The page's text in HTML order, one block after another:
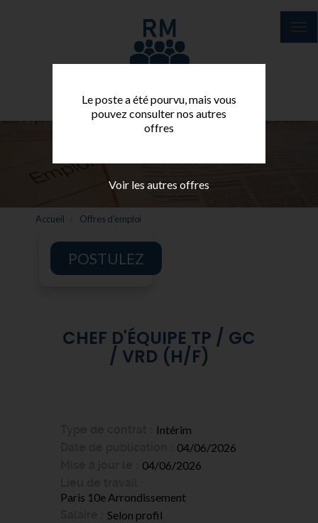
Accueil Offres d'emploi
Le poste a été pourvu, mais vous
pouvez consulter nos autres
offres
Voir les autres offres
POSTULEZ
CHEF D'ÉQUIPE TP / GC
/ VRD (H/F)
Intérim
04/06/2026
04/06/2026
Paris 10e Arrondissement
Selon profil